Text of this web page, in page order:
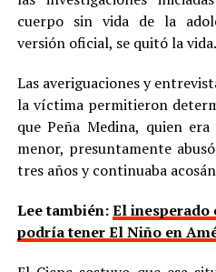
cuerpo sin vida de la
versión oficial, se quitó la vida.
Las averiguaciones y
la víctima permitieron
que Peña Medina, quien
menor, presuntamente
tres años y continuaba
Lee también:El inesperado
podría tener El Niño en